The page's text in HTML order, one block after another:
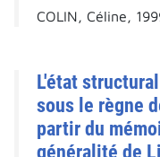
COLIN, Céline,
L'état
sous le règne
partir du
généralité de